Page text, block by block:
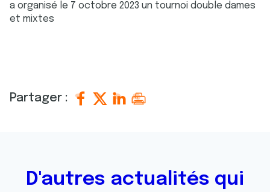
a organisé le 7 octobre 2023 un tournoi double dames
et mixtes
Partager :
D'autres actualités qui